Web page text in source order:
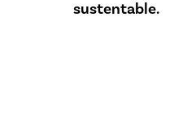
sustentable.